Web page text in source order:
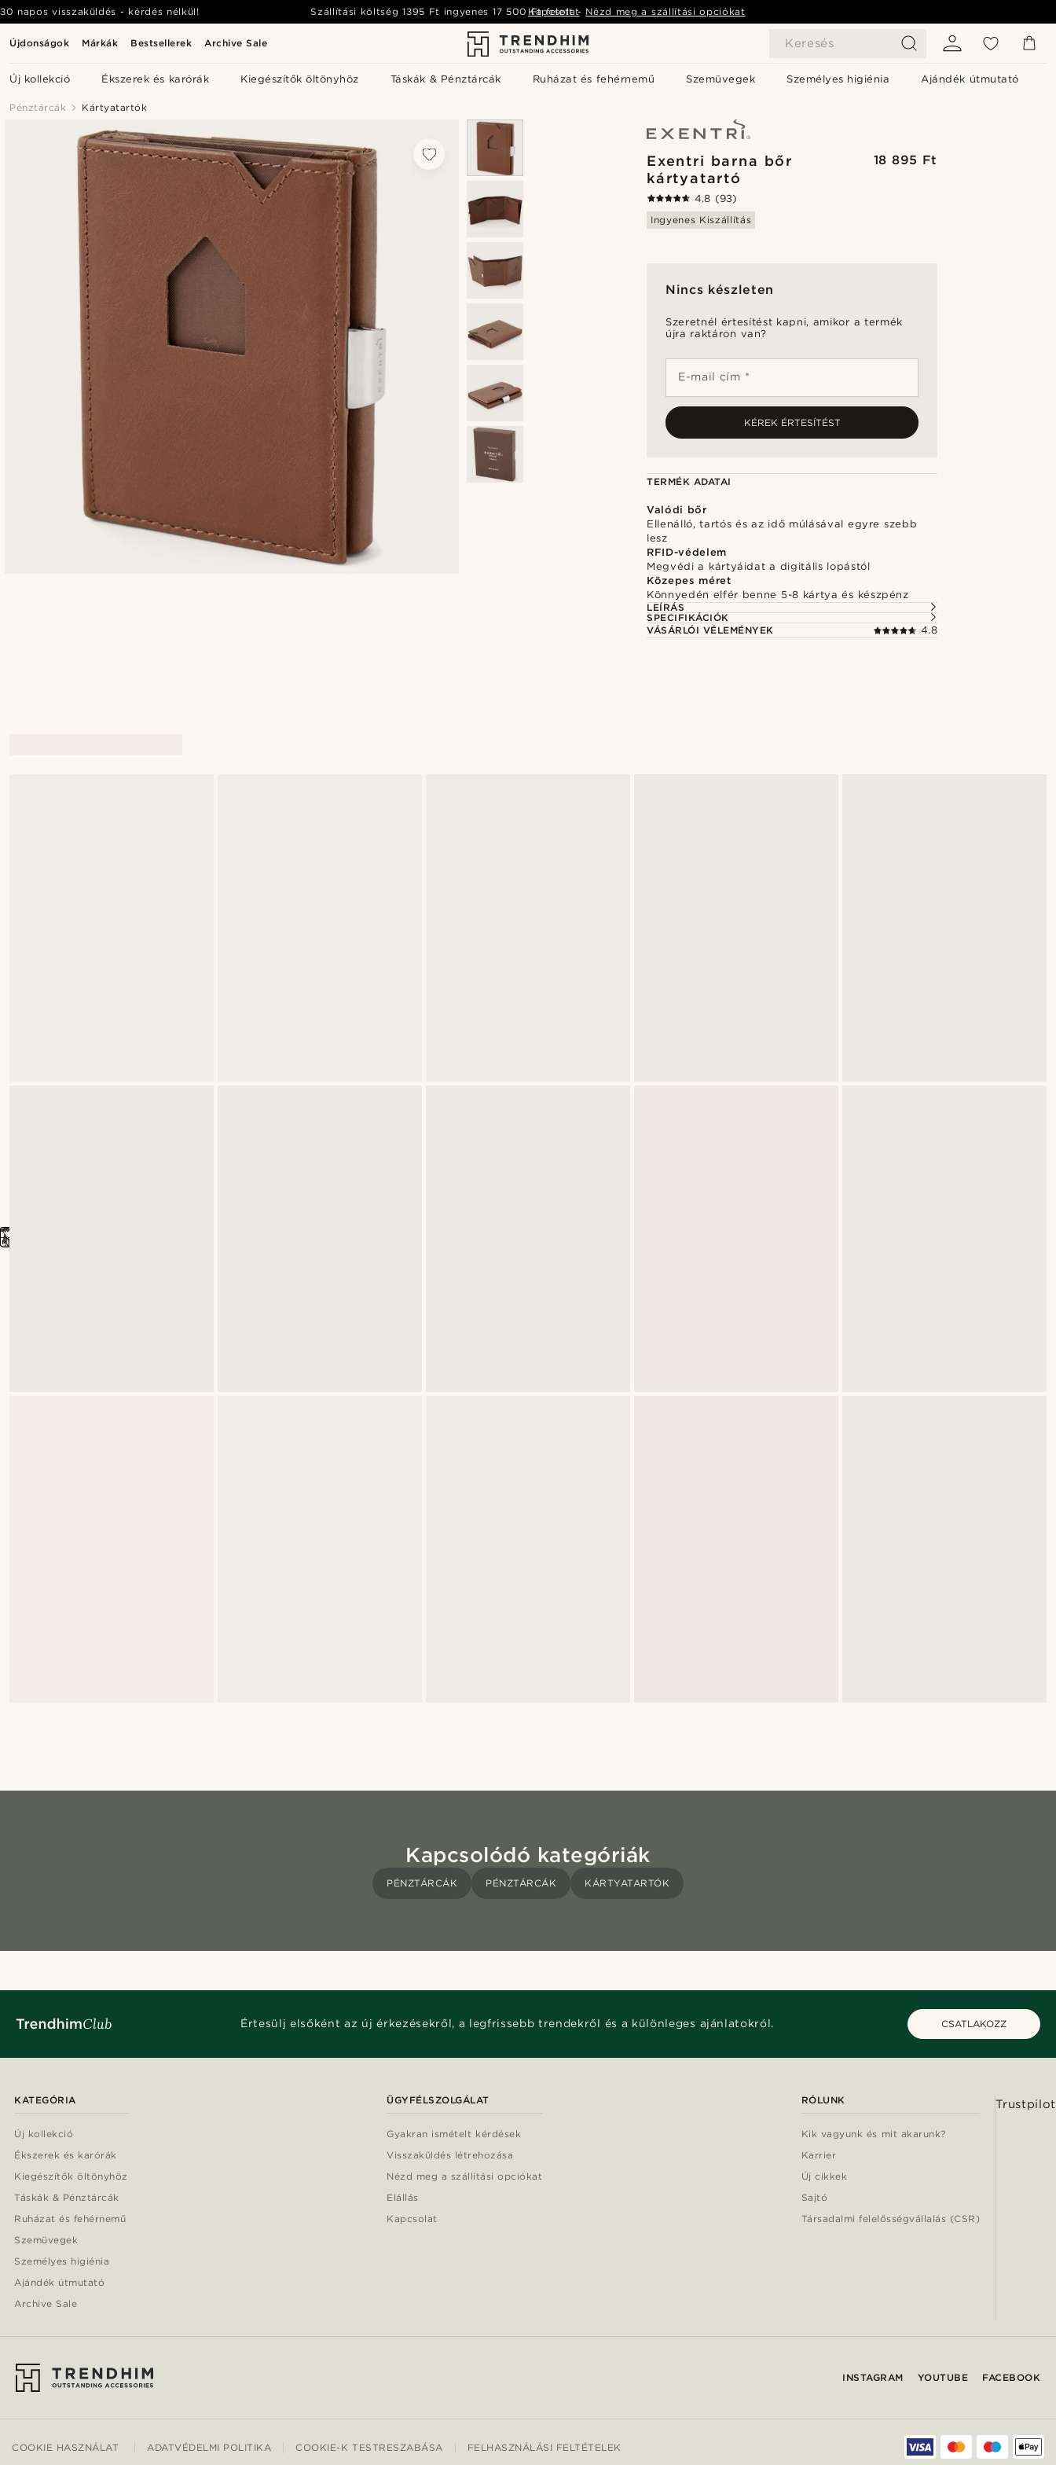
Újdonságok Márkák Bestsellerek Archive Sale Keresés
Új kollekció Ékszerek és karórák Kiegészítők öltönyhöz Táskák & Pénztárcák Ruházat és fehérnemű Szemüvegek Személyes higiénia Ajándék útmutató
30 napos visszaküldés - kérdés nélkül! Szállítási költség1395 Ft ingyenes 17 500 Ft felett- Nézd meg a szállítási opciókat
Kapcsolat
Pénztárcák Kártyatartók
Exentri barna bőr
kártyatartó
18 895 Ft
4.8 (93)
Ingyenes Kiszállítás
Nincs készleten
Szeretnél értesítést kapni, amikor a termék
újra raktáron van?
E-mail cím *
KÉREK ÉRTESÍTÉST
TERMÉK ADATAI
Valódi bőr
Ellenálló, tartós és az idő múlásával egyre szebb
lesz
RFID-védelem
Megvédi a kártyáidat a digitális lopástól
Közepes méret
Könnyedén elfér benne 5-8 kártya és készpénz
LEÍRÁS
SPECIFIKÁCIÓK
VÁSÁRLÓI VÉLEMÉNYEK
4.8
Kapcsolódó kategóriák
PÉNZTÁRCÁK PÉNZTÁRCÁK KÁRTYATARTÓK
Értesülj elsőként az új érkezésekről, a legfrissebb trendekről és a különleges ajánlatokról. CSATLAKOZZ
KATEGÓRIA
Új kollekció
Ékszerek és karórák
Kiegészítők öltönyhöz
Táskák & Pénztárcák
Ruházat és fehérnemű
Szemüvegek
Személyes higiénia
Ajándék útmutató
Archive Sale
ÜGYFÉLSZOLGÁLAT
Gyakran ismételt kérdések
Visszaküldés létrehozása
Nézd meg a szállítási opciókat
Elállás
Kapcsolat
RÓLUNK
Kik vagyunk és mit akarunk?
Karrier
Új cikkek
Sajtó
Társadalmi felelősségvállalás (CSR)
Trustpilot
INSTAGRAM YOUTUBE FACEBOOK
COOKIE HASZNÁLAT ADATVÉDELMI POLITIKA COOKIE-K TESTRESZABÁSA FELHASZNÁLÁSI FELTÉTELEK